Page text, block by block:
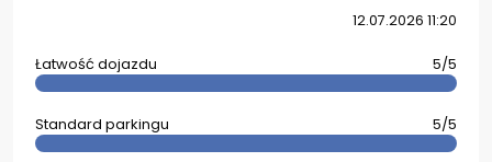
12.07.2026 11:20
Łatwość dojazdu 5/5
Standard parkingu 5/5